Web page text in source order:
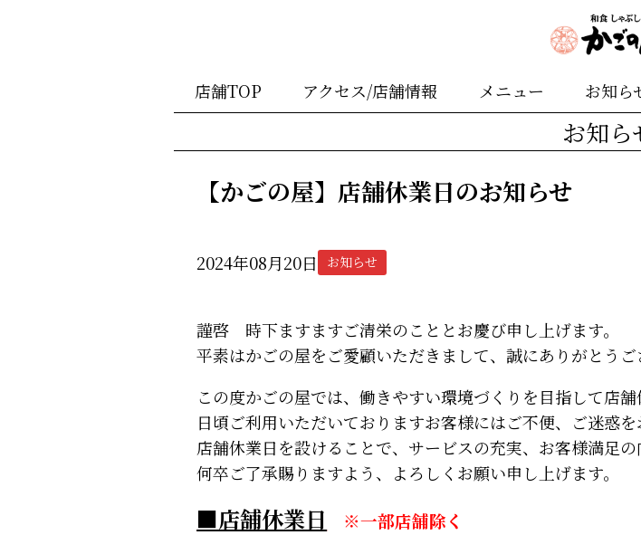
店舗TOP アクセス/店舗情報 メニュー お知ら
お知ら
【かごの屋】店舗休業日のお知らせ
2024年08月20日 お知らせ
謹啓 時下ますますご清栄のこととお慶び申し上げます。
平素はかごの屋をご愛顧いただきまして、誠にありがとうご
この度かごの屋では、働きやすい環境づくりを目指して店舗
日頃ご利用いただいておりますお客様にはご不便、ご迷惑を
店舗休業日を設けることで、サービスの充実、お客様満足の
何卒ご了承賜りますよう、よろしくお願い申し上げます。
■店舗休業日 ※一部店舗除く